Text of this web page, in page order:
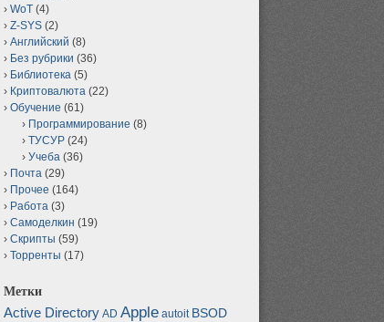
WoT (4)
Z-SYS (2)
Английский (8)
Без рубрики (36)
Библиотека (5)
Криптовалюта (22)
Обучение (61)
Программирование (8)
ТУСУР (24)
Учеба (36)
Почта (29)
Прочее (164)
Работа (3)
Самоделкин (19)
Скрипты (59)
Торренты (17)
Метки
Active Directory AD Apple autoit BSOD